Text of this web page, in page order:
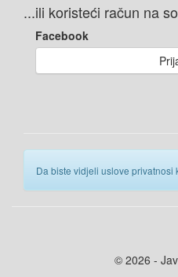
...ili koristeći račun na
Facebook
Da biste vidjeli uslove privatnosi
© 2026 -